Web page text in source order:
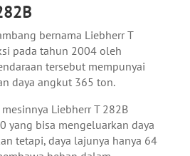
bernama Liebherr T
pada tahun 2004 oleh
tersebut mempunyai
daya angkut 365 ton.
Liebherr T 282B
yang bisa mengeluarkan daya
tetapi, daya lajunya hanya 64